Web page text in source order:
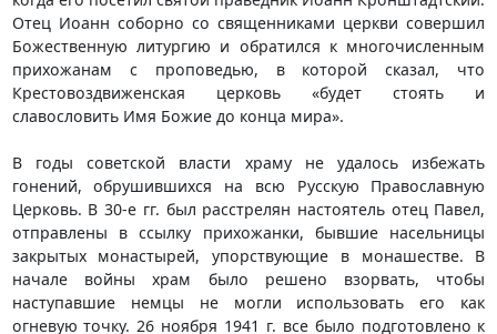
Отец Иоанн соборно со священниками церкви совершил
Божественную литургию и обратился к многочисленным
прихожанам с проповедью, в которой сказал, что
Крестовоздвиженская церковь «будет стоять и
славословить Имя Божие до конца мира».
В годы советской власти храму не удалось избежать
гонений, обрушившихся на всю Русскую Православную
Церковь. В 30-е гг. был расстрелян настоятель отец Павел,
отправлены в ссылку прихожанки, бывшие насельницы
закрытых монастырей, упорствующие в монашестве. В
начале войны храм было решено взорвать, чтобы
наступавшие немцы не могли использовать его как
огневую точку. 26 ноября 1941 г. все было подготовлено к